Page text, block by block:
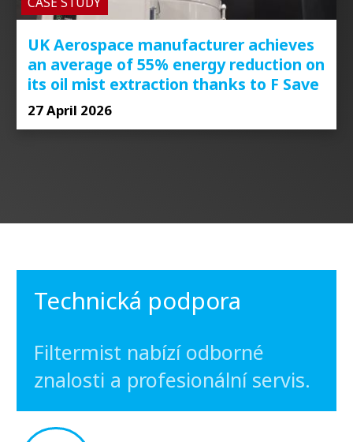
UK Aerospace manufacturer achieves
an average of 55% energy reduction on
its oil mist extraction thanks to F Save
27 April 2026
Technická podpora
Filtermist nabízí odborné
znalosti a profesionální servis.